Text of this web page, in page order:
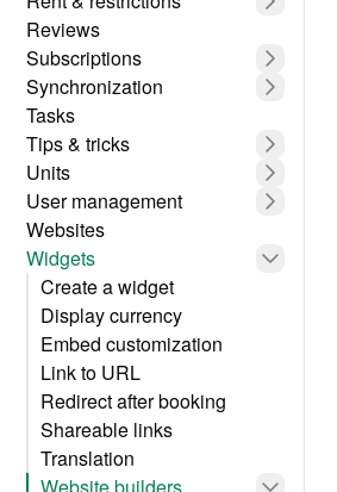
Reviews
Subscriptions
Synchronization
Tasks
Tips & tricks
Units
User management
Websites
Widgets
Create a widget
Display currency
Embed customization
Link to URL
Redirect after booking
Shareable links
Translation